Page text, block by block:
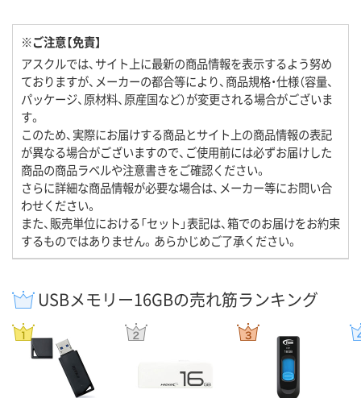
※ご注意【免責】
アスクルでは、サイト上に最新の商品情報を表示するよう努め
ておりますが、メーカーの都合等により、商品規格・仕様（容量、
パッケージ、原材料、原産国など）が変更される場合がございま
す。
このため、実際にお届けする商品とサイト上の商品情報の表記
が異なる場合がございますので、ご使用前には必ずお届けした
商品の商品ラベルや注意書きをご確認ください。
さらに詳細な商品情報が必要な場合は、メーカー等にお問い合
わせください。
また、販売単位における「セット」表記は、箱でのお届けをお約束
するものではありません。あらかじめご了承ください。
USBメモリー16GBの売れ筋ランキング